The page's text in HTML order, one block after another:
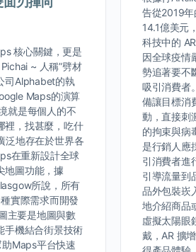
核心關鍵，更是
~ 人稱”劈材
司Alphabet的執
Maps的演算
就是每個人的不
裡，找甚麼，吃什
泛地存在於世界各
在重新設計全球
地圖功能，據
所說，所有
實際需求而開發
主要是地圖與數
手機結合街景技術
助Maps平台快速
告從2019
14.1億美元
科技中的
因全球疫情
勢追著要不
吸引消費者
備讓目標消
動，直接刺
的拘束與病
是行銷人應
引消費者進
引導流量到
品外包裝崁
地介紹商品
虛擬太陽眼
戴，AR 擴